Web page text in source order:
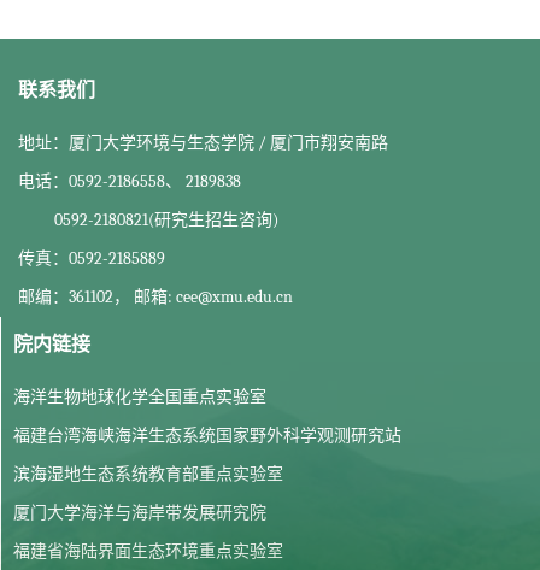
联系我们
地址：厦门大学环境与生态学院 / 厦门市翔安南路
电话：0592-2186558、 2189838
0592-2180821(研究生招生咨询)
传真：0592-2185889
邮编：361102， 邮箱: cee@xmu.edu.cn
院内链接
海洋生物地球化学全国重点实验室
福建台湾海峡海洋生态系统国家野外科学观测研究站
滨海湿地生态系统教育部重点实验室
厦门大学海洋与海岸带发展研究院
福建省海陆界面生态环境重点实验室